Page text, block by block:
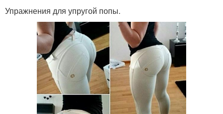
Упражнения для упругой попы.